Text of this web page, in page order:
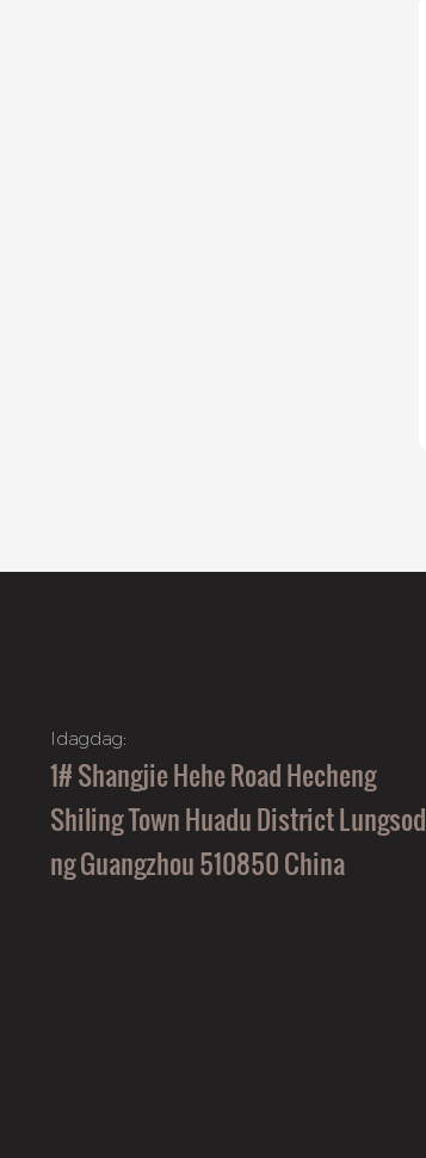
Idagdag:
1# Shangjie Hehe Road Hecheng
Shiling Town Huadu District Lungsod
ng Guangzhou 510850 China